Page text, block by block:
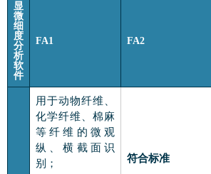
显
微
细
度
分
析
软
件
FA1 FA2
用于动物纤维、
化学纤维、棉麻
等纤维的微观
纵、横截面识
别；
符合标准